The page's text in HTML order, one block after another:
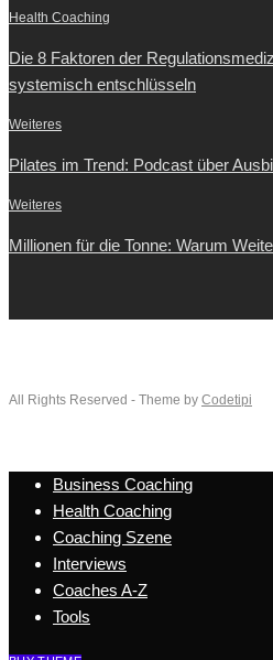
Health Coaching
Die 8 Faktoren der
systemisch entschlüsseln
Weiteres
Pilates im Trend: Podcast über
Weiteres
Millionen für die Tonne: Warum
All Rights Reserved - Theme by Codetipi
Business Coaching
Health Coaching
Coaching Szene
Interviews
Coaches A-Z
Tools